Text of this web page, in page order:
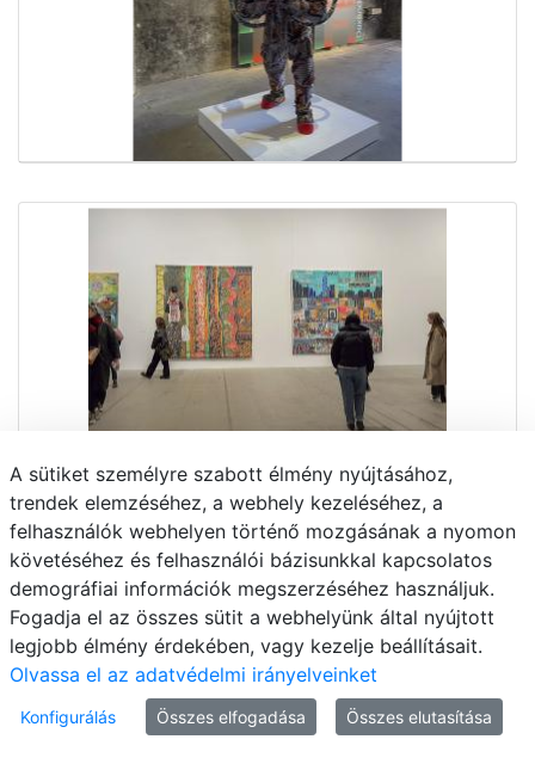
A sütiket személyre szabott élmény nyújtásához,
trendek elemzéséhez, a webhely kezeléséhez, a
felhasználók webhelyen történő mozgásának a nyomon
követéséhez és felhasználói bázisunkkal kapcsolatos
demográfiai információk megszerzéséhez használjuk.
Fogadja el az összes sütit a webhelyünk által nyújtott
legjobb élmény érdekében, vagy kezelje beállításait.
Olvassa el az adatvédelmi irányelveinket
Konfigurálás Összes elfogadása Összes elutasítása